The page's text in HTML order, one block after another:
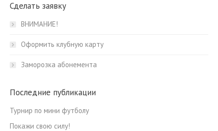
Сделать заявку
ВНИМАНИЕ!
Оформить клубную карту
Заморозка абонемента
Последние публикации
Турнир по мини футболу
Покажи свою силу!